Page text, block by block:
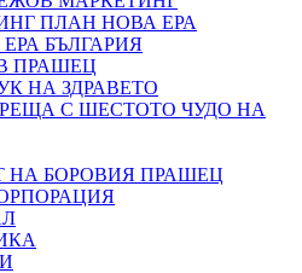
ПЛАН НОВА ЕРА
БЪЛГАРИЯ
ПРАШЕЦ
НА ЗДРАВЕТО
С ШЕСТОТО ЧУДО НА
НА БОРОВИЯ ПРАШЕЦ